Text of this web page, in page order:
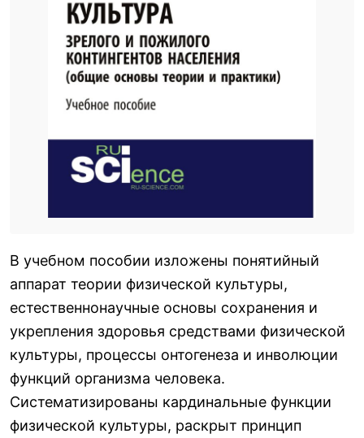
В учебном пособии изложены понятийный
аппарат теории физической культуры,
естественнонаучные основы сохранения и
укрепления здоровья средствами физической
культуры, процессы онтогенеза и инволюции
функций организма человека.
Систематизированы кардинальные функции
физической культуры, раскрыт принцип